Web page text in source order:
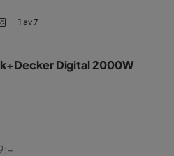
1 av 7
Digital 2000W